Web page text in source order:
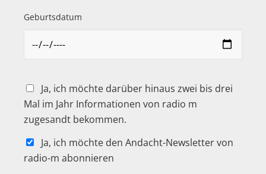
Geburtsdatum
Ja, ich möchte darüber hinaus zwei bis drei
Mal im Jahr Informationen von radio m
zugesandt bekommen.
Ja, ich möchte den Andacht-Newsletter von
radio-m abonnieren